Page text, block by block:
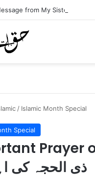
/ Islamic Month Special
Special
Prayer
ذی الحجہ کی